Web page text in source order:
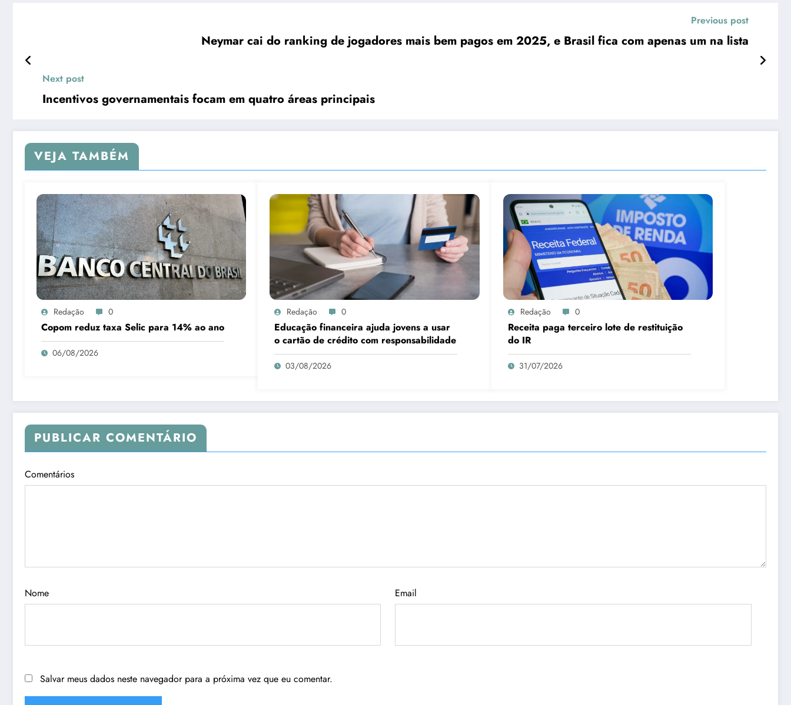
Previous post
Neymar cai do ranking de jogadores mais bem pagos em 2025, e Brasil fica com apenas um na lista
Next post
Incentivos governamentais focam em quatro áreas principais
VEJA TAMBÉM
Redação 0
Copom reduz taxa Selic para 14% ao ano
06/08/2026
Redação 0
Educação financeira ajuda jovens a usar
o cartão de crédito com responsabilidade
03/08/2026
Redação 0
Receita paga terceiro lote de restituição
do IR
31/07/2026
PUBLICAR COMENTÁRIO
Comentários
Nome Email
Salvar meus dados neste navegador para a próxima vez que eu comentar.